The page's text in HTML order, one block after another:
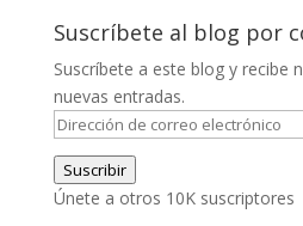
Suscríbete al blog por
Suscríbete a este blog y recibe
nuevas entradas.
Dirección
correo
electrónico
Suscribir
Únete a otros 10K suscriptores